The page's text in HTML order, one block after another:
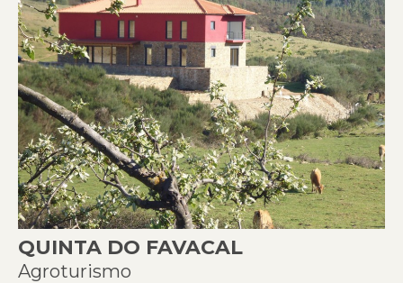
QUINTA DO FAVACAL
Agroturismo